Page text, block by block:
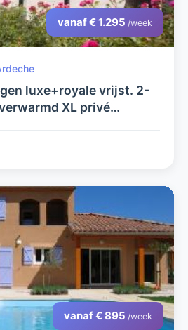
vanaf € 1.295 /week
luxe+royale vrijst. 2-
XL privé
luxe+compleet
vanaf € 895 /week